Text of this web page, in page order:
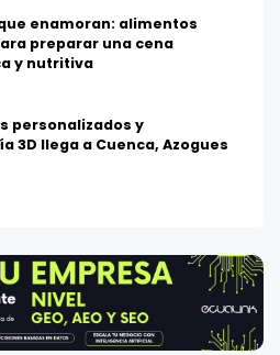
enamoran: alimentos
preparar una cena
y nutritiva
personalizados y
3D llega a Cuenca, Azogues